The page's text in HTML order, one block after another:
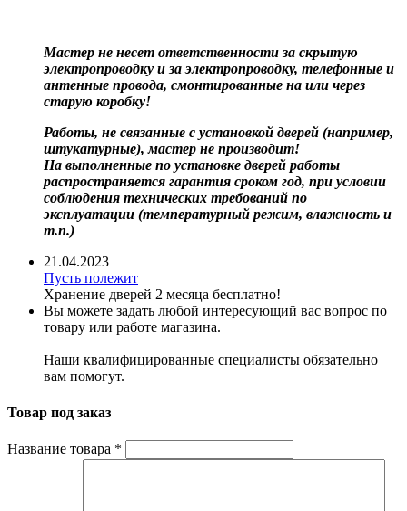
Мастер не несет ответственности за скрытую
электропроводку и за электропроводку, телефонные и
антенные провода, смонтированные на или через
старую коробку!
Работы, не связанные с установкой дверей (например,
штукатурные), мастер не производит!
На выполненные по установке дверей работы
распространяется гарантия сроком год, при условии
соблюдения технических требований по
эксплуатации (температурный режим, влажность и
т.п.)
21.04.2023
Пусть полежит
Хранение дверей 2 месяца бесплатно!
Вы можете задать любой интересующий вас вопрос по
товару или работе магазина.
Наши квалифицированные специалисты обязательно
вам помогут.
Товар под заказ
Название товара *